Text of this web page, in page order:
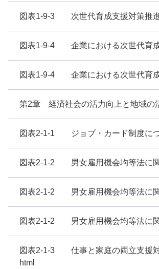
図表1-9-3 次世代育成支援対策推
図表1-9-4 企業における次世代育
図表1-9-4 企業における次世代育
第2章 経済社会の活力向上と地域の
図表2-1-1 ジョブ・カード制度に
図表2-1-2 男女雇用機会均等法に
図表2-1-2 男女雇用機会均等法に
図表2-1-2 男女雇用機会均等法に
図表2-1-3 仕事と家庭の両立支援
html